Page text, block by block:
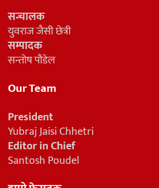
सन्चालक
युवराज जैसी छेत्री
सम्पादक
सन्तोष पौडेल
Our Team
President
Yubraj Jaisi Chhetri
Editor in Chief
Santosh Poudel